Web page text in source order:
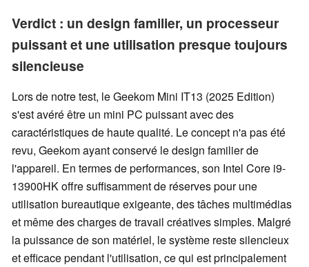
Verdict : un design familier, un processeur
puissant et une utilisation presque toujours
silencieuse
Lors de notre test, le Geekom Mini IT13 (2025 Edition)
s'est avéré être un mini PC puissant avec des
caractéristiques de haute qualité. Le concept n'a pas été
revu, Geekom ayant conservé le design familier de
l'appareil. En termes de performances, son Intel Core i9-
13900HK offre suffisamment de réserves pour une
utilisation bureautique exigeante, des tâches multimédias
et même des charges de travail créatives simples. Malgré
la puissance de son matériel, le système reste silencieux
et efficace pendant l'utilisation, ce qui est principalement